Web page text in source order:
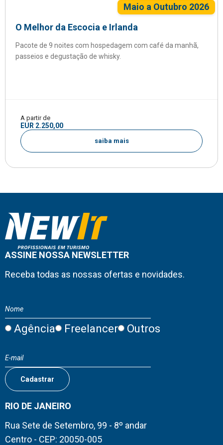
Maio a Outubro 2026
O Melhor da Escocia e Irlanda
Pacote de 9 noites com hospedagem com café da manhã,
passeios e degustação de whisky.
A partir de
EUR 2.250,00
saiba mais
ASSINE NOSSA NEWSLETTER
Receba todas as nossas ofertas e novidades.
Agência Freelancer Outros
RIO DE JANEIRO
Rua Sete de Setembro, 99 - 8º andar
Centro - CEP: 20050-005